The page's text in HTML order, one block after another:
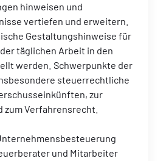
hinweisen und
vertiefen und erweitern.
Gestaltungshinweise für
täglichen Arbeit in den
werden. Schwerpunkte der
steuerrechtliche
zur
zum Verfahrensrecht.
und Mitarbeiter